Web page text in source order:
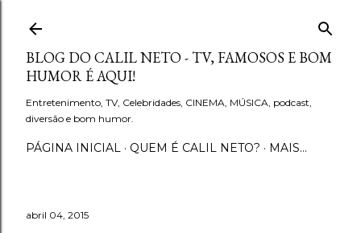
Pular para o conteúdo principal
BLOG DO CALIL NETO - TV, FAMOSOS E BOM
HUMOR É AQUI!
Entretenimento, TV, Celebridades, CINEMA, MÚSICA, podcast,
diversão e bom humor.
PÁGINA INICIAL QUEM É CALIL NETO? MAIS…
abril 04, 2015